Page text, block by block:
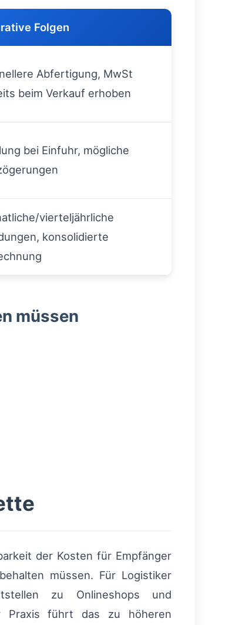
Folgen
Abfertigung, MwSt
beim Verkauf erhoben
bei Einfuhr, mögliche
vierteljährliche
konsolidierte
müssen
der Kosten für Empfänger
müssen. Für Logistiker
zu Onlineshops und
Praxis führt das zu höheren